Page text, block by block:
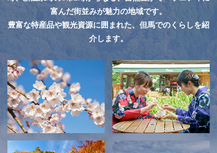
富んだ街並みが魅力の地域です。
豊富な特産品や観光資源に囲まれた、但馬でのくらしを紹
介します。